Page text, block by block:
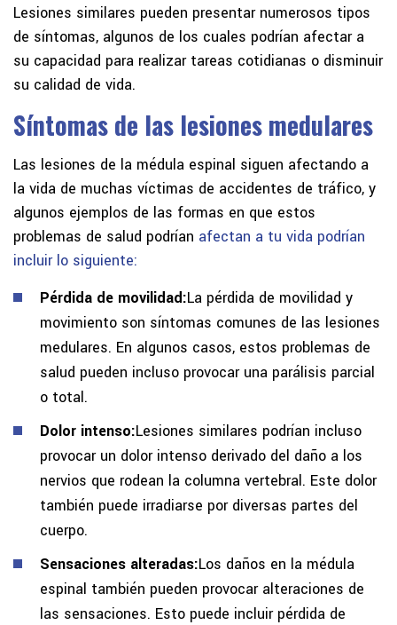
Lesiones similares pueden presentar numerosos tipos
de síntomas, algunos de los cuales podrían afectar a
su capacidad para realizar tareas cotidianas o disminuir
su calidad de vida.
Síntomas de las lesiones medulares
Las lesiones de la médula espinal siguen afectando a
la vida de muchas víctimas de accidentes de tráfico, y
algunos ejemplos de las formas en que estos
problemas de salud podrían afectan a tu vida podrían
incluir lo siguiente:
Pérdida de movilidad:La pérdida de movilidad y
movimiento son síntomas comunes de las lesiones
medulares. En algunos casos, estos problemas de
salud pueden incluso provocar una parálisis parcial
o total.
Dolor intenso:Lesiones similares podrían incluso
provocar un dolor intenso derivado del daño a los
nervios que rodean la columna vertebral. Este dolor
también puede irradiarse por diversas partes del
cuerpo.
Sensaciones alteradas:Los daños en la médula
espinal también pueden provocar alteraciones de
las sensaciones. Esto puede incluir pérdida de